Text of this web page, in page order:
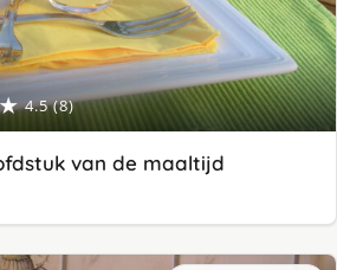
4.5 (8)
van de maaltijd